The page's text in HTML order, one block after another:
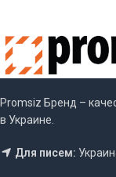
Promsiz Бренд –
в Украине.
Для писем: